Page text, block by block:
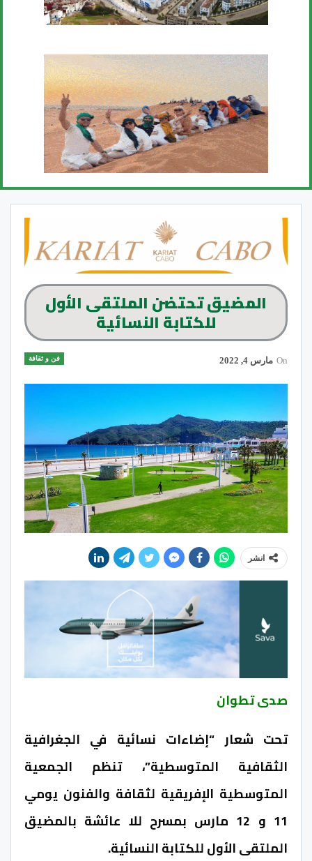
المضيق تحتضن الملتقى الأول
للكتابة النسائية
فن و ثقافة On مارس 4, 2022
انشر
صدى تطوان
تحت شعار “إضاءات نسائية في الجغرافية
الثقافية المتوسطية”، تنظم الجمعية
المتوسطية الإفريقية لثقافة والفنون يومي
11 و 12 مارس بمسرح للا عائشة بالمضيق
الملتقى الأول للكتابة النسائية.